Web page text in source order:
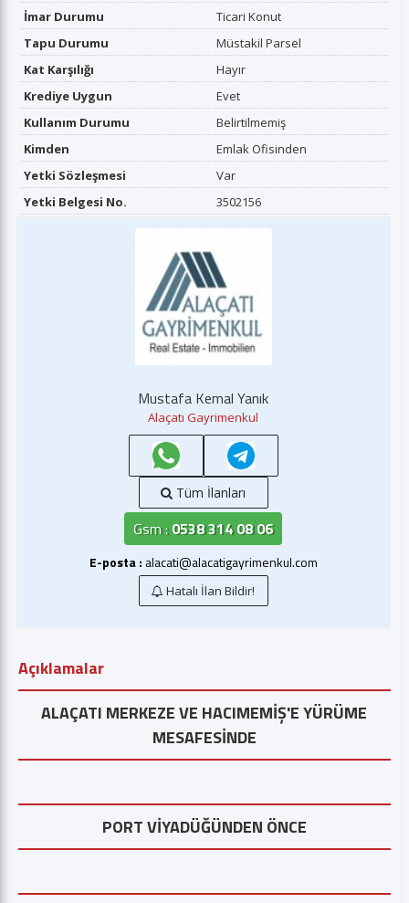
İmar Durumu
Ticari Konut
Tapu Durumu
Müstakil Parsel
Kat Karşılığı
Hayır
Krediye Uygun
Evet
Kullanım Durumu
Belirtilmemiş
Kimden
Emlak Ofisinden
Yetki Sözleşmesi
Var
Yetki Belgesi No.
3502156
Mustafa Kemal Yanık
Alaçatı Gayrimenkul
Tüm İlanları
Gsm :0538 314 08 06
E-posta : alacati@alacatigayrimenkul.com
Hatalı İlan Bildir!
Açıklamalar
ALAÇATI MERKEZE VE HACIMEMİŞ'E YÜRÜME
MESAFESİNDE
PORT VİYADÜĞÜNDEN ÖNCE